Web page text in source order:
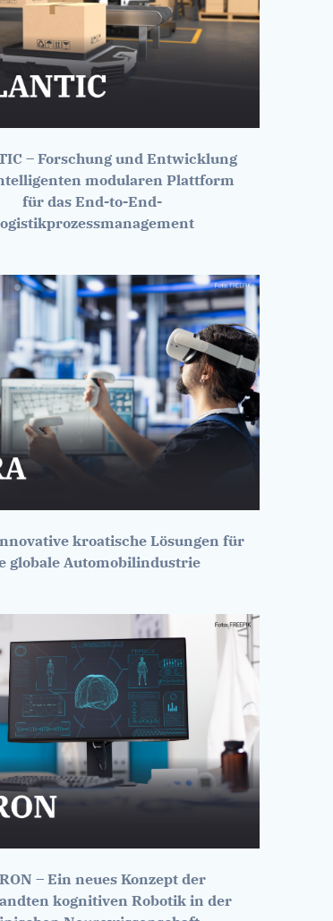
– Forschung und Entwicklung
modularen Plattform
für das End-to-End-
kroatische Lösungen für
globale Automobilindustrie
– Ein neues Konzept der
kognitiven Robotik in der